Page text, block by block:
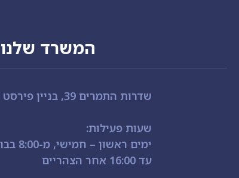
המשרד שלנו
שדרות התמרים 39, בניין פירסט קלאב, אילת
שעות פעילות:
ימים ראשון – חמישי, מ-8:00 בבוקר
עד 16:00 אחר הצהריים